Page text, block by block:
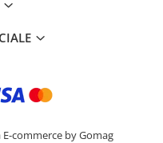
commerce by Gomag